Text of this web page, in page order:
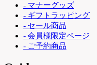
- マナーグッズ
- ギフトラッピング
- セール商品
- 会員様限定ページ
- ご予約商品